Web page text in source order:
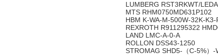
LUMBERG RST3RKWT/
MTS RHM0750MD631P102
HBM K-WA-M-500W-32K-
REXROTH R911295322
LAND LMC-A-0-A
ROLLON DSS43-1250
STROMAG SHD5-（C-5%）-